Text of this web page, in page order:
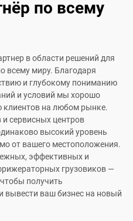
по всему
в области решений для
всему миру. Благодаря
и глубокому пониманию
и условий мы хорошо
клиентов на любом рынке.
сервисных центров
высокий уровень
от вашего местоположения.
эффективных и
грузовиков —
получить
ваш бизнес на новый